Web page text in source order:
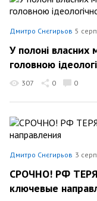
Дмитро Снєгирьов 5
У полоні власних
головною
307 0 0
Дмитро Снєгирьов 3
СРОЧНО! РФ
ключевые